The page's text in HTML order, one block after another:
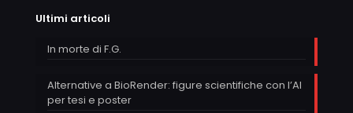
Ultimi articoli
In morte di F.G.
Alternative a BioRender: figure scientifiche con l’AI
per tesi e poster